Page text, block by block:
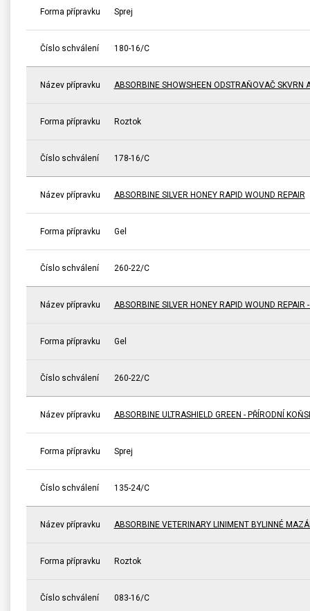
Forma přípravku Sprej
Číslo schválení 180-16/C
Název přípravku ABSORBINE SHOWSHEEN ODSTRAŇOVAČ SKVRN
Forma přípravku Roztok
Číslo schválení 178-16/C
Název přípravku ABSORBINE SILVER HONEY RAPID WOUND REPAIR
Forma přípravku Gel
Číslo schválení 260-22/C
Název přípravku ABSORBINE SILVER HONEY RAPID WOUND REPAIR
Forma přípravku Gel
Číslo schválení 260-22/C
Název přípravku ABSORBINE ULTRASHIELD GREEN - PŘÍRODNÍ
Forma přípravku Sprej
Číslo schválení 135-24/C
Název přípravku ABSORBINE VETERINARY LINIMENT BYLINNÉ
Forma přípravku Roztok
Číslo schválení 083-16/C